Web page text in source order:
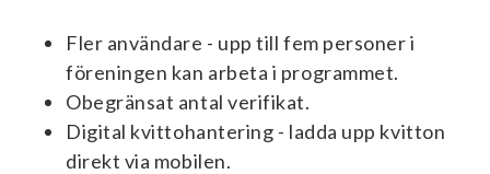
Fler användare - upp till fem personer i
föreningen kan arbeta i programmet.
Obegränsat antal verifikat.
Digital kvittohantering - ladda upp kvitton
direkt via mobilen.